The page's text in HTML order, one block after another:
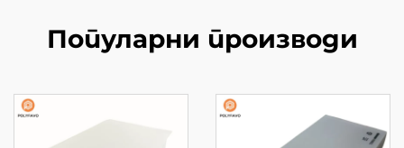
Популарни производи